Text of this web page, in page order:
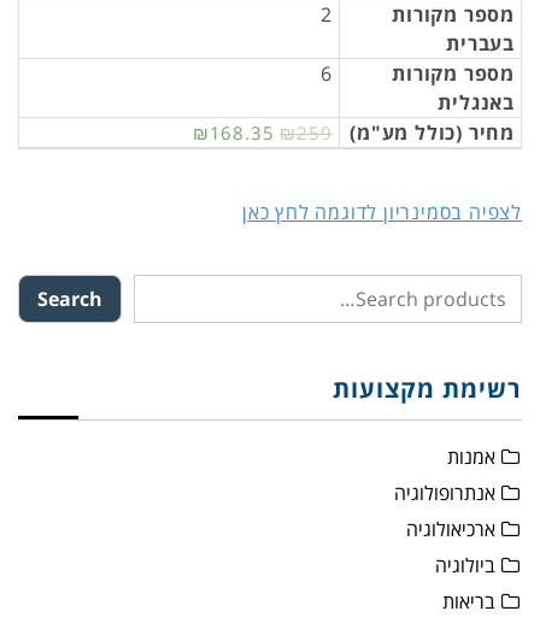
מספר מקורות
בעברית
2
מספר מקורות
באנגלית
6
מחיר (כולל מע"מ) ₪168.35 ₪259
לצפיה בסמינריון לדוגמה לחץ כאן
Search
רשימת מקצועות
אמנות
אנתרופולוגיה
ארכיאולוגיה
ביולוגיה
בריאות